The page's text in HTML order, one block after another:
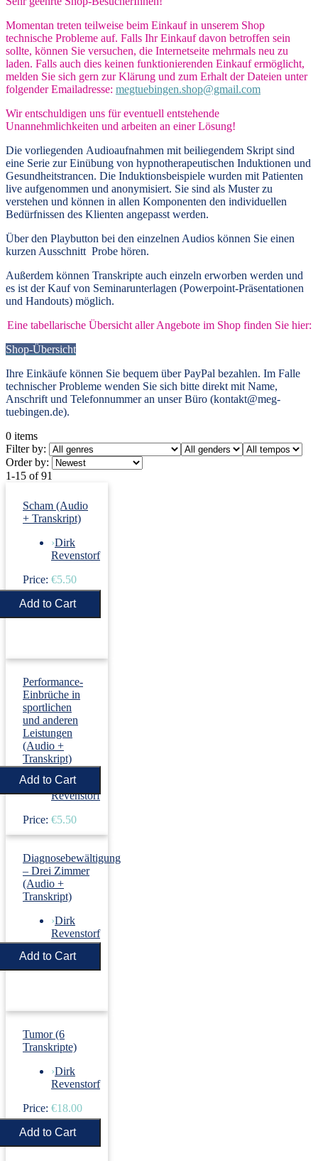
Momentan treten teilweise beim Einkauf in unserem Shop
technische Probleme auf. Falls Ihr Einkauf davon betroffen sein
sollte, können Sie versuchen, die Internetseite mehrmals neu zu
laden. Falls auch dies keinen funktionierenden Einkauf ermöglicht,
melden Sie sich gern zur Klärung und zum Erhalt der Dateien unter
folgender Emailadresse: megtuebingen.shop@gmail.com
Wir entschuldigen uns für eventuell entstehende
Unannehmlichkeiten und arbeiten an einer Lösung!
Die vorliegenden Audioaufnahmen mit beiliegendem Skript sind
eine Serie zur Einübung von hypnotherapeutischen Induktionen und
Gesundheitstrancen. Die Induktionsbeispiele wurden mit Patienten
live aufgenommen und anonymisiert. Sie sind als Muster zu
verstehen und können in allen Komponenten den individuellen
Bedürfnissen des Klienten angepasst werden.
Über den Playbutton bei den einzelnen Audios können Sie einen
kurzen Ausschnitt Probe hören.
Außerdem können Transkripte auch einzeln erworben werden und
es ist der Kauf von Seminarunterlagen (Powerpoint-Präsentationen
und Handouts) möglich.
Eine tabellarische Übersicht aller Angebote im Shop finden Sie hier:
Shop-Übersicht
Ihre Einkäufe können Sie bequem über PayPal bezahlen. Im Falle
technischer Probleme wenden Sie sich bitte direkt mit Name,
Anschrift und Telefonnummer an unser Büro (kontakt@meg-
tuebingen.de).
0 items
Filter by:
Order by:
1-15 of 91
Scham (Audio
+ Transkript)
›Dirk
Revenstorf
Price: €5.50
Performance-
Einbrüche in
sportlichen
und anderen
Leistungen
(Audio +
Transkript)
› Dirk
Revenstorf
Price: €5.50
Diagnosebewältigung
– Drei Zimmer
(Audio +
Transkript)
›Dirk
Revenstorf
Price: €5.50
Tumor (6
Transkripte)
›Dirk
Revenstorf
Price: €18.00